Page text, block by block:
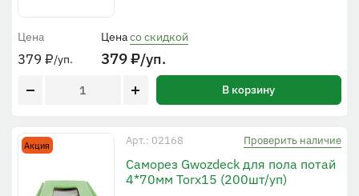
Цена
379 ₽/уп.
Ценасо скидкой
379₽/уп.
В корзину
Акция Арт.: 02168 Проверить наличие
Саморез Gwozdeck для пола потай
4*70мм Torx15 (200шт/уп)